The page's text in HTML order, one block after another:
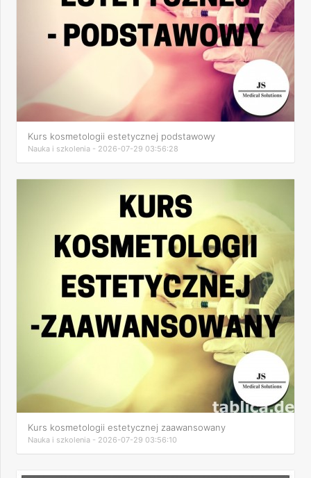
Kurs kosmetologii estetycznej podstawowy
Nauka i szkolenia - 2026-07-29 03:56:28
Kurs kosmetologii estetycznej zaawansowany
Nauka i szkolenia - 2026-07-29 03:56:10